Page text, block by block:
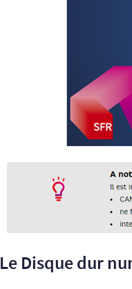
Le Disque dur